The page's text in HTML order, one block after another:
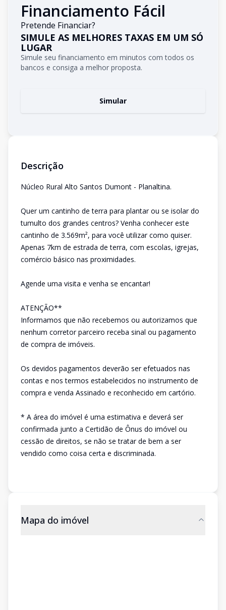
Financiamento Fácil
Pretende Financiar?
SIMULE AS MELHORES TAXAS EM UM SÓ
LUGAR
Simule seu financiamento em minutos com todos os
bancos e consiga a melhor proposta.
Simular
Descrição
Núcleo Rural Alto Santos Dumont - Planaltina.
Quer um cantinho de terra para plantar ou se isolar do
tumulto dos grandes centros? Venha conhecer este
cantinho de 3.569m², para você utilizar como quiser.
Apenas 7km de estrada de terra, com escolas, igrejas,
comércio básico nas proximidades.
Agende uma visita e venha se encantar!
ATENÇÃO**
Informamos que não recebemos ou autorizamos que
nenhum corretor parceiro receba sinal ou pagamento
de compra de imóveis.
Os devidos pagamentos deverão ser efetuados nas
contas e nos termos estabelecidos no instrumento de
compra e venda Assinado e reconhecido em cartório.
* A área do imóvel é uma estimativa e deverá ser
confirmada junto a Certidão de Ônus do imóvel ou
cessão de direitos, se não se tratar de bem a ser
vendido como coisa certa e discriminada.
Mapa do imóvel